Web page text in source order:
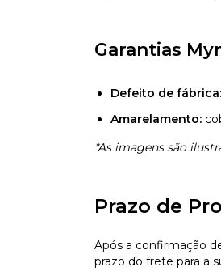
Garantias
Defeito de fábrica:
Amarelamento:
*As imagens são
Prazo de
Após a confirmação
prazo do frete para a